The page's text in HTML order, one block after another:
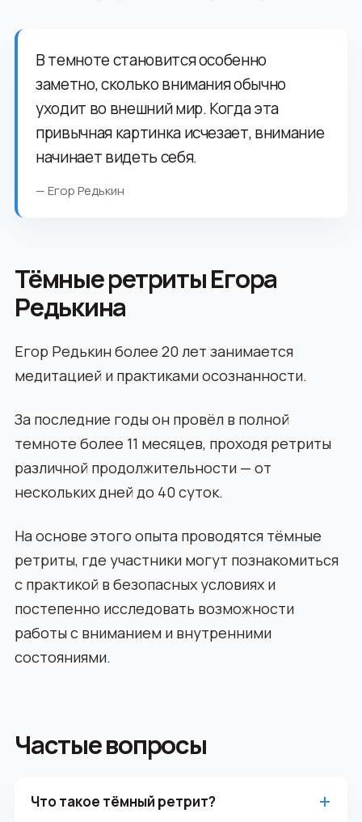
В темноте становится особенно
заметно, сколько внимания обычно
уходит во внешний мир. Когда эта
привычная картинка исчезает, внимание
начинает видеть себя.
— Егор Редькин
Тёмные ретриты Егора
Редькина
Егор Редькин более 20 лет занимается
медитацией и практиками осознанности.
За последние годы он провёл в полной
темноте более 11 месяцев, проходя ретриты
различной продолжительности — от
нескольких дней до 40 суток.
На основе этого опыта проводятся тёмные
ретриты, где участники могут познакомиться
с практикой в безопасных условиях и
постепенно исследовать возможности
работы с вниманием и внутренними
состояниями.
Частые вопросы
Что такое тёмный ретрит?